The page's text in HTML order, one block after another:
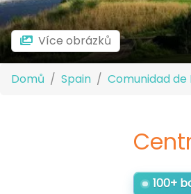
Více obrázků
Domů Spain Comunidad de
100+